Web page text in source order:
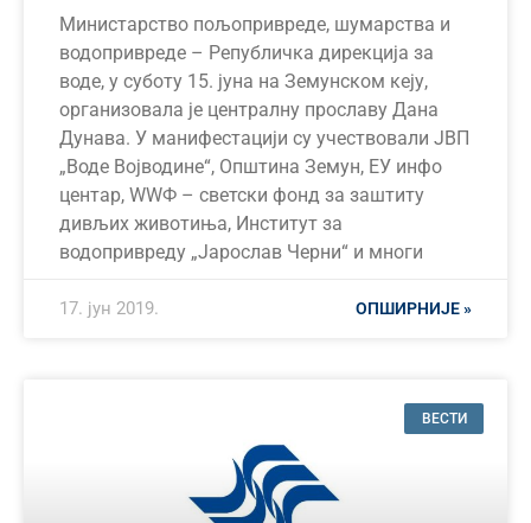
Министарство пољопривреде, шумарства и
водопривреде – Републичка дирекција за
воде, у суботу 15. јуна на Земунском кеју,
организовала је централну прославу Дана
Дунава. У манифестацији су учествовали ЈВП
„Воде Војводине“, Општина Земун, ЕУ инфо
центар, WWФ – светски фонд за заштиту
дивљих животиња, Институт за
водопривреду „Јарослав Черни“ и многи
ОПШИРНИЈЕ »
17. јун 2019.
ВЕСТИ